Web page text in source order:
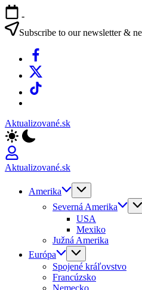
Skip
to
content
-
Subscribe to our newsletter &
Facebook
X
TikTok
Aktualizované.sk
Aktualizované.sk
Amerika
Severná Amerika
USA
Mexiko
Južná Amerika
Európa
Spojené kráľovstvo
Francúzsko
Nemecko